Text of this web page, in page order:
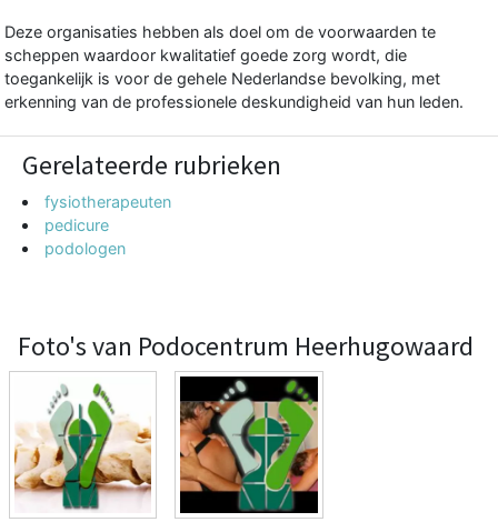
Deze organisaties hebben als doel om de voorwaarden te
scheppen waardoor kwalitatief goede zorg wordt, die
toegankelijk is voor de gehele Nederlandse bevolking, met
erkenning van de professionele deskundigheid van hun leden.
Gerelateerde rubrieken
fysiotherapeuten
pedicure
podologen
Foto's van Podocentrum Heerhugowaard